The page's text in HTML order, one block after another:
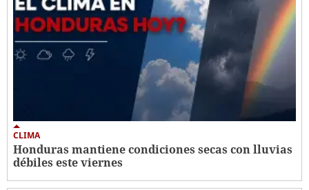
CLIMA
Honduras mantiene condiciones secas con lluvias
débiles este viernes